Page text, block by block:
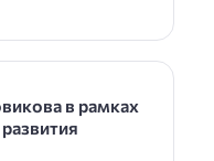
в рамках